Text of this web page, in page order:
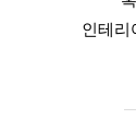
인테리